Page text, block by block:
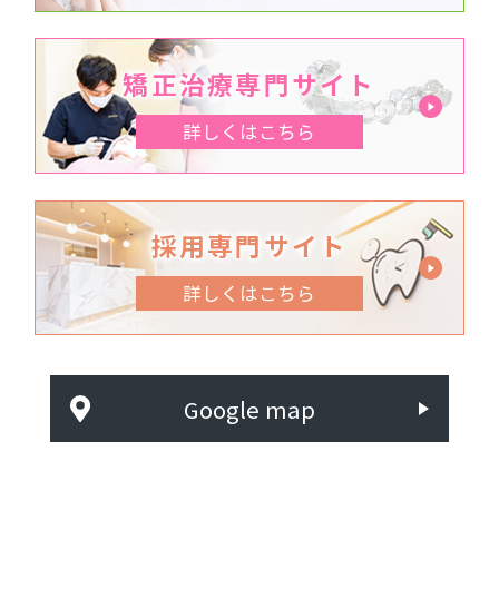
矯正治療専門サイト
詳しくはこちら
採用専門サイト
詳しくはこちら
Google map